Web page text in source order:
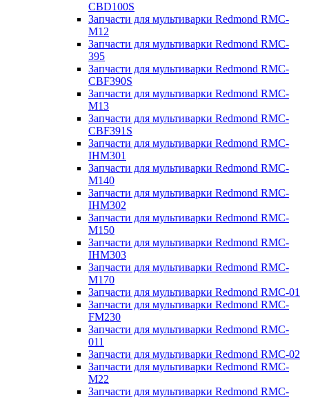
CBD100S
Запчасти для мультиварки Redmond RMC-
M12
Запчасти для мультиварки Redmond RMC-
395
Запчасти для мультиварки Redmond RMC-
CBF390S
Запчасти для мультиварки Redmond RMC-
M13
Запчасти для мультиварки Redmond RMC-
CBF391S
Запчасти для мультиварки Redmond RMC-
IHM301
Запчасти для мультиварки Redmond RMC-
M140
Запчасти для мультиварки Redmond RMC-
IHM302
Запчасти для мультиварки Redmond RMC-
M150
Запчасти для мультиварки Redmond RMC-
IHM303
Запчасти для мультиварки Redmond RMC-
M170
Запчасти для мультиварки Redmond RMC-01
Запчасти для мультиварки Redmond RMC-
FM230
Запчасти для мультиварки Redmond RMC-
011
Запчасти для мультиварки Redmond RMC-02
Запчасти для мультиварки Redmond RMC-
M22
Запчасти для мультиварки Redmond RMC-